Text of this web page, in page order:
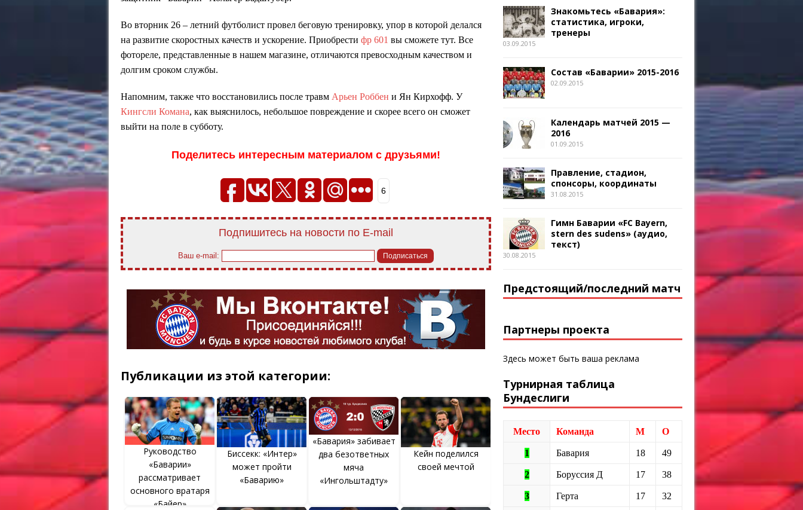
Во вторник 26 – летний футболист провел беговую тренировку, упор в которой делался
на развитие скоростных качеств и ускорение. Приобрести фр 601 вы сможете тут. Все
фотореле, представленные в нашем магазине, отличаются превосходным качеством и
долгим сроком службы.
Напомним, также что восстановились после травм Арьен Роббен и Ян Кирхофф. У
Кингсли Комана, как выяснилось, небольшое повреждение и скорее всего он сможет
выйти на поле в субботу.
Поделитесь интересным материалом с друзьями!
6
Подпишитесь на новости по E-mail
Ваш e-mail:
Публикации из этой категории:
Руководство
«Баварии»
рассматривает
основного вратаря
«Байер»
Биссекк: «Интер»
может пройти
«Баварию»
«Бавария» забивает
два безответных
мяча
«Ингольштадту»
Кейн поделился
своей мечтой
Знакомьтесь «Бавария»:
статистика, игроки,
тренеры
03.09.2015
Состав «Баварии» 2015-2016
02.09.2015
Календарь матчей 2015 —
2016
01.09.2015
Правление, стадион,
спонсоры, координаты
31.08.2015
Гимн Баварии «FC Bayern,
stern des sudens» (аудио,
текст)
30.08.2015
Предстоящий/последний матч
Партнеры проекта
Здесь может быть ваша реклама
Турнирная таблица
Бундеслиги
Место Команда М О
1 Бавария 18 49
2 Боруссия Д 17 38
3 Герта 17 32